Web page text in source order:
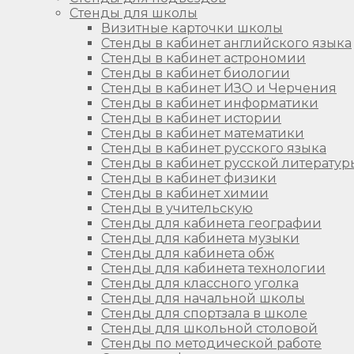
Стенды для школы
Визитные карточки школы
Стенды в кабинет английского языка
Стенды в кабинет астрономии
Стенды в кабинет биологии
Стенды в кабинет ИЗО и Черчения
Стенды в кабинет информатики
Стенды в кабинет истории
Стенды в кабинет математики
Стенды в кабинет русского языка
Стенды в кабинет русской
Стенды в кабинет физики
Стенды в кабинет химии
Стенды в учительскую
Стенды для кабинета географии
Стенды для кабинета музыки
Стенды для кабинета обж
Стенды для кабинета технологии
Стенды для классного уголка
Стенды для начальной школы
Стенды для спортзала в школе
Стенды для школьной столовой
Стенды по методической работе